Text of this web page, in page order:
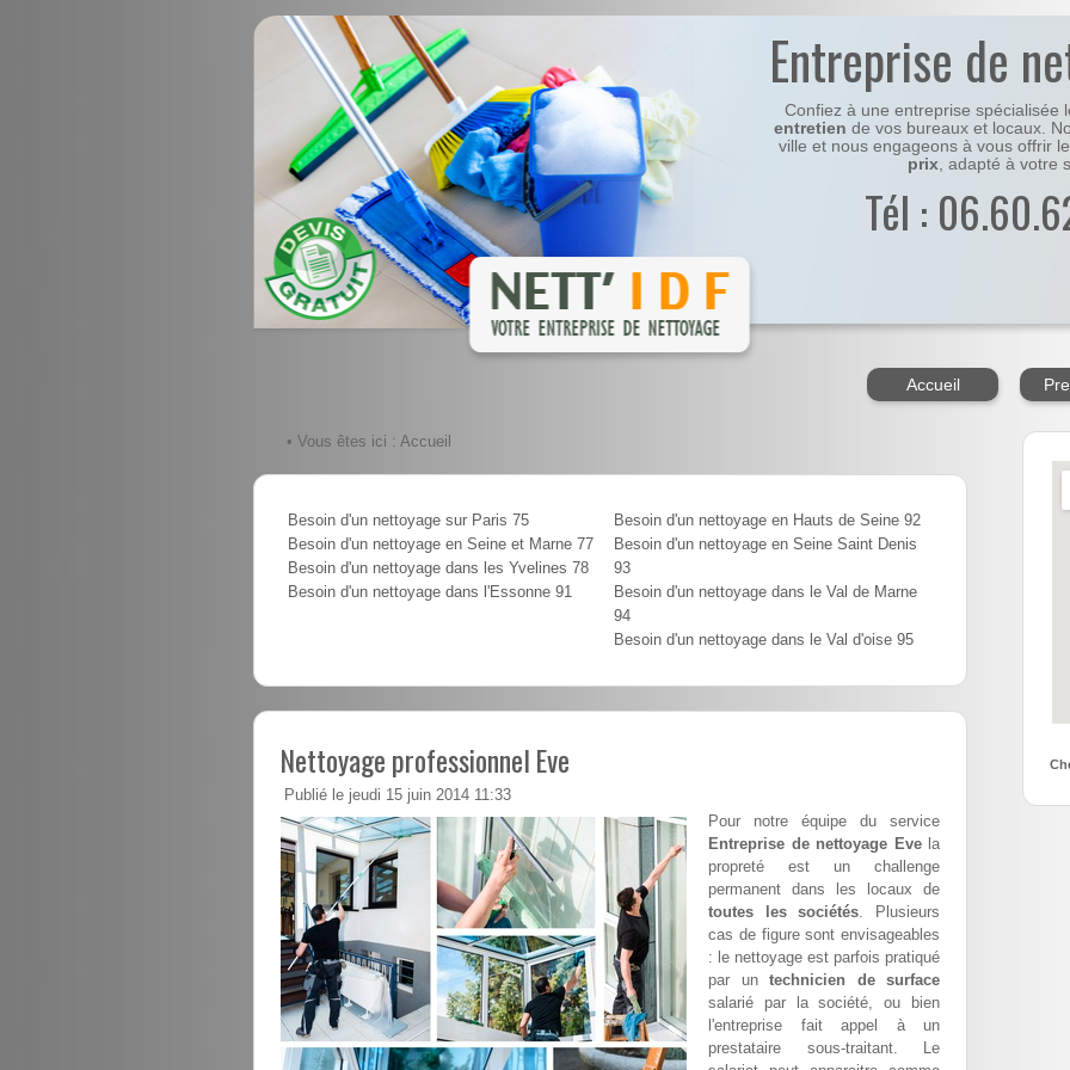
Entreprise de
Confiez à une entreprise spécialisée
entretien de vos bureaux et locaux.
ville et nous engageons à vous offrir le
prix, adapté à votre
Tél :
Accueil
• Vous êtes ici : Accueil
Besoin d'un nettoyage sur Paris 75
Besoin d'un nettoyage en Seine et Marne 77
Besoin d'un nettoyage dans les Yvelines 78
Besoin d'un nettoyage dans l'Essonne 91
Besoin d'un nettoyage en Hauts de Seine 92
Besoin d'un nettoyage en Seine Saint Denis
93
Besoin d'un nettoyage dans le Val de Marne
94
Besoin d'un nettoyage dans le Val d'oise 95
Nettoyage professionnel Eve
Publié le jeudi 15 juin 2014 11:33
Pour notre équipe du service
Entreprise de nettoyage Evela
propreté est un challenge
permanent dans les locaux de
toutes les sociétés. Plusieurs
cas de figure sont envisageables
: le nettoyage est parfois pratiqué
par un technicien de surface
salarié par la société, ou bien
l'entreprise fait appel à un
prestataire sous-traitant. Le